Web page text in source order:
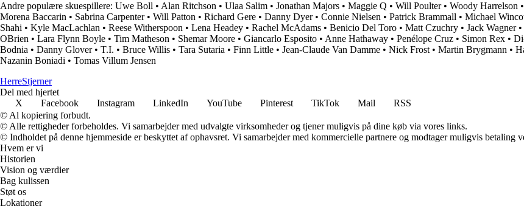
Andre populære skuespillere: Uwe Boll • Alan Ritchson • Ulaa Salim • Jonathan Majors • Maggie Q • Will Poulter• Woody Harrelson •
Morena Baccarin • Sabrina Carpenter• Will Patton • Richard Gere • Danny Dyer• Connie Nielsen • Patrick Brammall • Michael
Shahi • Kyle MacLachlan • Reese Witherspoon • Lena Headey • Rachel McAdams • Benicio Del Toro • Matt Czuchry • Jack Wagner•
OBrien • Lara Flynn Boyle • Tim Matheson • Shemar Moore • Giancarlo Esposito • Anne Hathaway • Penélope Cruz • Simon Rex •
Bodnia • Danny Glover• T.I. • Bruce Willis • Tara Sutaria • Finn Little • Jean-Claude Van Damme • Nick Frost• Martin Brygmann •
Nazanin Boniadi • Tomas Villum Jensen
HerreStjerner
Del med hjertet
X
Facebook Instagram LinkedIn YouTube Pinterest TikTok Mail
RSS
© Al kopiering forbudt.
© Alle rettigheder forbeholdes. Vi samarbejder med udvalgte virksomheder og tjener muligvis på dine køb via vores links.
© Indholdet på denne hjemmeside er beskyttet af ophavsret. Vi samarbejder med kommercielle partnere og modtager muligvis betaling
Hvem er vi
Historien
Vision og værdier
Bag kulissen
Støt os
Lokationer